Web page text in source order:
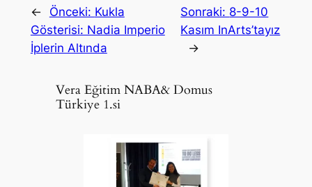
← Önceki: Kukla
Gösterisi: Nadia Imperio
İplerin Altında
Sonraki: 8-9-10
Kasım InArts’tayız
→
Vera Eğitim NABA& Domus
Türkiye 1.si